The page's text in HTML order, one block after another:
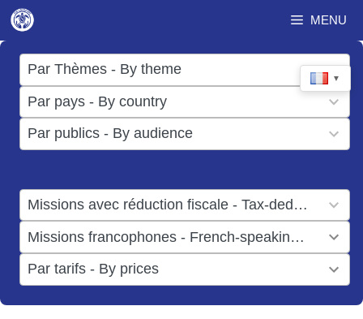
Aller
au
contenu
MENU
▼
Par Thèmes - By theme
17
results
available
Par pays - By country
50
results
available
Par publics - By audience
results
Missions avec réduction fiscale - Tax-deductible missions
result
available
Missions francophones - French-speaking missions
result
available
Par tarifs - By prices
results
available